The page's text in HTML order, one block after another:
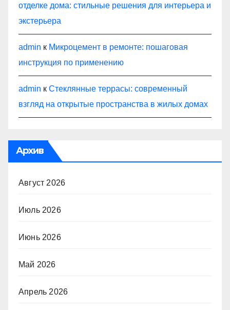
отделке дома: стильные решения для интерьера и
экстерьера
admin к Микроцемент в ремонте: пошаговая
инструкция по применению
admin к Стеклянные террасы: современный
взгляд на открытые пространства в жилых домах
Архив
Август 2026
Июль 2026
Июнь 2026
Май 2026
Апрель 2026